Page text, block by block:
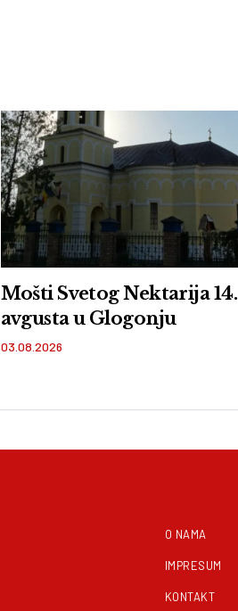
Mošti Svetog Nektarija 14.
avgusta u Glogonju
03.08.2026
O NAMA
IMPRESUM
KONTAKT